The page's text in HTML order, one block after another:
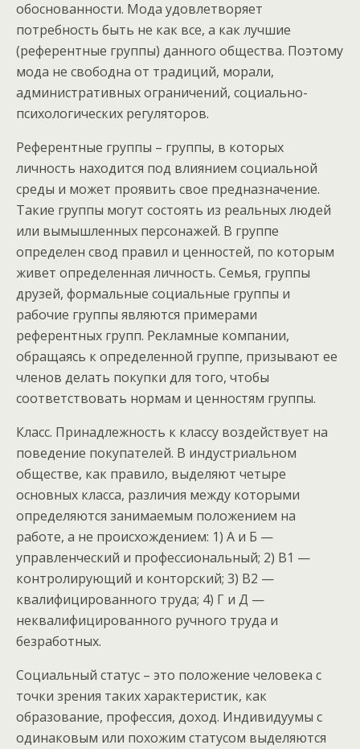
обоснованности. Мода удовлетворяет
потребность быть не как все, а как лучшие
(референтные группы) данного общества. Поэтому
мода не свободна от традиций, морали,
административных ограничений, социально-
психологических регуляторов.
Референтные группы – группы, в которых
личность находится под влиянием социальной
среды и может проявить свое предназначение.
Такие группы могут состоять из реальных людей
или вымышленных персонажей. В группе
определен свод правил и ценностей, по которым
живет определенная личность. Семья, группы
друзей, формальные социальные группы и
рабочие группы являются примерами
референтных групп. Рекламные компании,
обращаясь к определенной группе, призывают ее
членов делать покупки для того, чтобы
соответствовать нормам и ценностям группы.
Класс. Принадлежность к классу воздействует на
поведение покупателей. В индустриальном
обществе, как правило, выделяют четыре
основных класса, различия между которыми
определяются занимаемым положением на
работе, а не происхождением: 1) А и Б —
управленческий и профессиональный; 2) В1 —
контролирующий и конторский; 3) В2 —
квалифицированного труда; 4) Г и Д —
неквалифицированного ручного труда и
безработных.
Социальный статус – это положение человека с
точки зрения таких характеристик, как
образование, профессия, доход. Индивидуумы с
одинаковым или похожим статусом выделяются